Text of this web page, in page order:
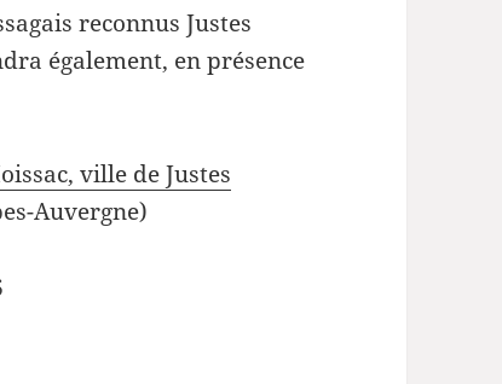
reconnus Justes
également, en présence
ville de Justes
Auvergne)